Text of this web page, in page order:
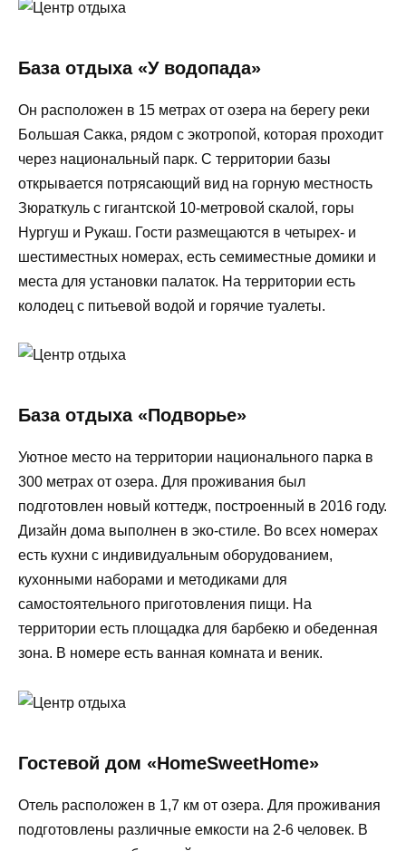
База отдыха «У водопада»
Он расположен в 15 метрах от озера на берегу реки
Большая Сакка, рядом с экотропой, которая проходит
через национальный парк. С территории базы
открывается потрясающий вид на горную местность
Зюраткуль с гигантской 10-метровой скалой, горы
Нургуш и Рукаш. Гости размещаются в четырех- и
шестиместных номерах, есть семиместные домики и
места для установки палаток. На территории есть
колодец с питьевой водой и горячие туалеты.
База отдыха «Подворье»
Уютное место на территории национального парка в
300 метрах от озера. Для проживания был
подготовлен новый коттедж, построенный в 2016 году.
Дизайн дома выполнен в эко-стиле. Во всех номерах
есть кухни с индивидуальным оборудованием,
кухонными наборами и методиками для
самостоятельного приготовления пищи. На
территории есть площадка для барбекю и обеденная
зона. В номере есть ванная комната и веник.
Гостевой дом «HomeSweetHome»
Отель расположен в 1,7 км от озера. Для проживания
подготовлены различные емкости на 2-6 человек. В